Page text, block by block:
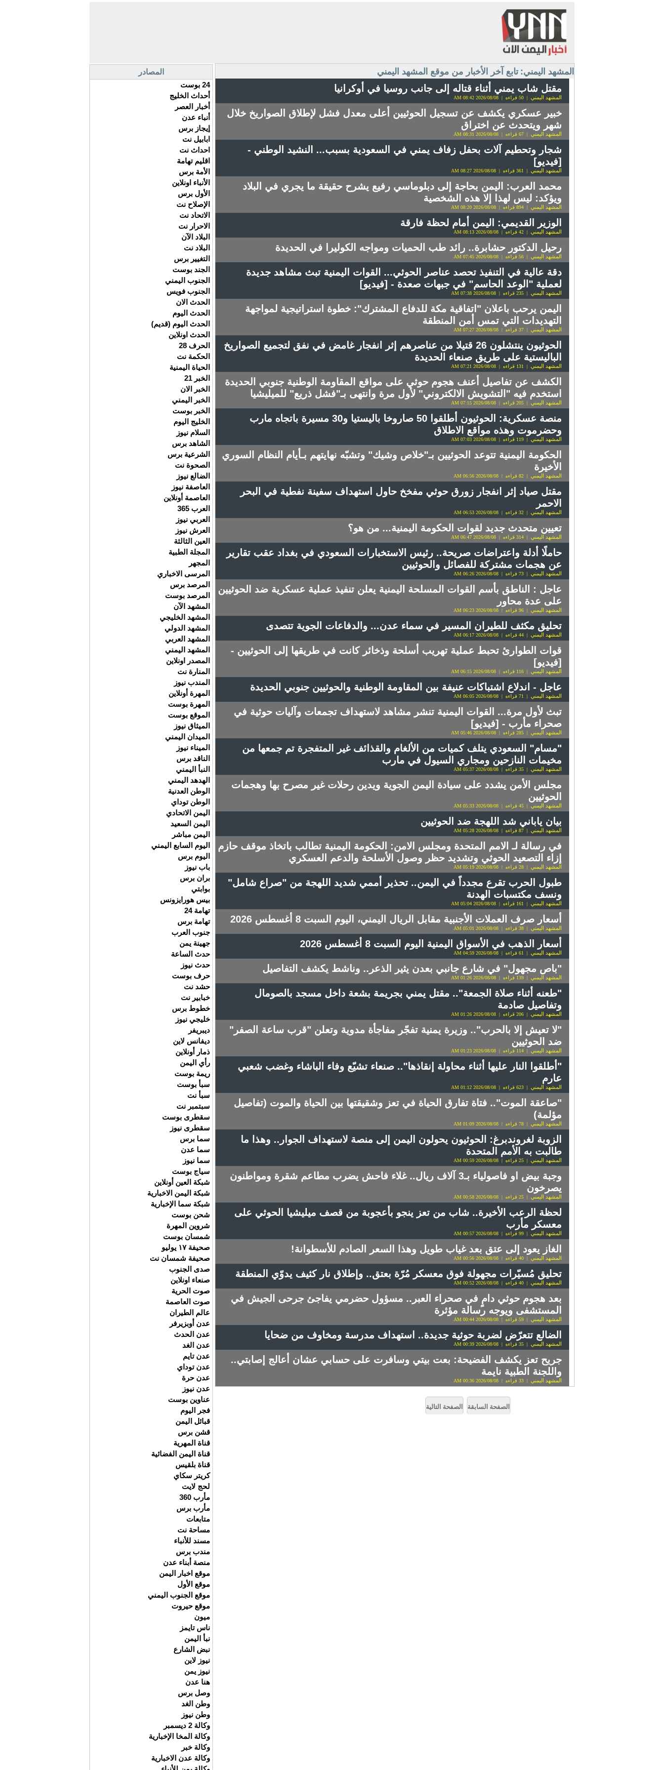
المشهد اليمني: تابع آخر الأخبار من موقع المشهد اليمني
مقتل شاب يمني أثناء قتاله إلى جانب روسيا في أوكرانيا
المشهد اليمني | 50 قراءه | 2026/08/08 08:42 AM
خبير عسكري يكشف عن تسجيل الحوثيين أعلى معدل فشل لإطلاق الصواريخ خلال
شهر ويتحدث عن اختراق
المشهد اليمني | 67 قراءه | 2026/08/08 08:31 AM
شجار وتحطيم آلات بحفل زفاف يمني في السعودية بسبب... النشيد الوطني -
[فيديو]
المشهد اليمني | 361 قراءه | 2026/08/08 08:27 AM
محمد العرب: اليمن بحاجة إلى دبلوماسي رفيع يشرح حقيقة ما يجري في البلاد
ويؤكد: ليس لهذا إلا هذه الشخصية
المشهد اليمني | 894 قراءه | 2026/08/08 08:20 AM
الوزير القديمي: اليمن أمام لحظة فارقة
المشهد اليمني | 42 قراءه | 2026/08/08 08:13 AM
رحيل الدكتور حشابرة.. رائد طب الحميات ومواجه الكوليرا في الحديدة
المشهد اليمني | 56 قراءه | 2026/08/08 07:45 AM
دقة عالية في التنفيذ تحصد عناصر الحوثي... القوات اليمنية تبث مشاهد جديدة
لعملية "الوعد الحاسم" في جبهات صعدة - [فيديو]
المشهد اليمني | 235 قراءه | 2026/08/08 07:38 AM
اليمن يرحب باعلان "اتفاقية مكة للدفاع المشترك": خطوة استراتيجية لمواجهة
التهديدات التي تمس أمن المنطقة
المشهد اليمني | 37 قراءه | 2026/08/08 07:27 AM
الحوثيون ينتشلون 26 قتيلا من عناصرهم إثر انفجار غامض في نفق لتجميع الصواريخ
الباليستية على طريق صنعاء الحديدة
المشهد اليمني | 131 قراءه | 2026/08/08 07:21 AM
الكشف عن تفاصيل أعنف هجوم حوثي على مواقع المقاومة الوطنية جنوبي الحديدة
استخدم فيه "التشويش الالكتروني" لأول مرة وانتهى بـ"فشل ذريع" للميليشيا
المشهد اليمني | 205 قراءه | 2026/08/08 07:15 AM
منصة عسكرية: الحوثيون أطلقوا 50 صاروخا باليستيا و30 مسيرة باتجاه مارب
وحضرموت وهذه مواقع الاطلاق
المشهد اليمني | 119 قراءه | 2026/08/08 07:03 AM
الحكومة اليمنية تتوعد الحوثيين بـ"خلاص وشيك" وتشبّه نهايتهم بـأيام النظام السوري
الأخيرة
المشهد اليمني | 82 قراءه | 2026/08/08 06:56 AM
مقتل صياد إثر انفجار زورق حوثي مفخخ حاول استهداف سفينة نفطية في البحر
الاحمر
المشهد اليمني | 32 قراءه | 2026/08/08 06:53 AM
تعيين متحدث جديد لقوات الحكومة اليمنية... من هو؟
المشهد اليمني | 314 قراءه | 2026/08/08 06:47 AM
حاملًا أدلة واعتراضات صريحة.. رئيس الاستخبارات السعودي في بغداد عقب تقارير
عن هجمات مشتركة للفصائل والحوثيين
المشهد اليمني | 73 قراءه | 2026/08/08 06:26 AM
عاجل : الناطق بأسم القوات المسلحة اليمنية يعلن تنفيذ عملية عسكرية ضد الحوثيين
على عدة محاور
المشهد اليمني | 96 قراءه | 2026/08/08 06:23 AM
تحليق مكثف للطيران المسير في سماء عدن... والدفاعات الجوية تتصدى
المشهد اليمني | 44 قراءه | 2026/08/08 06:17 AM
قوات الطوارئ تحبط عملية تهريب أسلحة وذخائر كانت في طريقها إلى الحوثيين -
[فيديو]
المشهد اليمني | 116 قراءه | 2026/08/08 06:15 AM
عاجل - اندلاع اشتباكات عنيفة بين المقاومة الوطنية والحوثيين جنوبي الحديدة
المشهد اليمني | 71 قراءه | 2026/08/08 06:05 AM
تبث لأول مرة... القوات اليمنية تنشر مشاهد لاستهداف تجمعات وآليات حوثية في
صحراء مأرب - [فيديو]
المشهد اليمني | 285 قراءه | 2026/08/08 05:46 AM
"مسام" السعودي يتلف كميات من الألغام والقذائف غير المتفجرة تم جمعها من
مخيمات النازحين ومجاري السيول في مارب
المشهد اليمني | 35 قراءه | 2026/08/08 05:37 AM
مجلس الأمن يشدد على سيادة اليمن الجوية ويدين رحلات غير مصرح بها وهجمات
الحوثيين
المشهد اليمني | 45 قراءه | 2026/08/08 05:33 AM
بيان ياباني شد اللهجة ضد الحوثيين
المشهد اليمني | 87 قراءه | 2026/08/08 05:28 AM
في رسالة لـ الامم المتحدة ومجلس الامن: الحكومة اليمنية تطالب باتخاذ موقف حازم
إزاء التصعيد الحوثي وتشديد حظر وصول الأسلحة والدعم العسكري
المشهد اليمني | 28 قراءه | 2026/08/08 05:19 AM
طبول الحرب تقرع مجدداً في اليمن.. تحذير أممي شديد اللهجة من "صراع شامل"
ونسف مكتسبات الهدنة
المشهد اليمني | 161 قراءه | 2026/08/08 05:04 AM
أسعار صرف العملات الأجنبية مقابل الريال اليمني، اليوم السبت 8 أغسطس 2026
المشهد اليمني | 38 قراءه | 2026/08/08 05:01 AM
أسعار الذهب في الأسواق اليمنية اليوم السبت 8 أغسطس 2026
المشهد اليمني | 61 قراءه | 2026/08/08 04:59 AM
"باص مجهول" في شارع جانبي بعدن يثير الذعر.. وناشط يكشف التفاصيل
المشهد اليمني | 139 قراءه | 2026/08/08 01:26 AM
"طعنه أثناء صلاة الجمعة".. مقتل يمني بجريمة بشعة داخل مسجد بالصومال
وتفاصيل صادمة
المشهد اليمني | 206 قراءه | 2026/08/08 01:26 AM
"لا تعيش إلا بالحرب".. وزيرة يمنية تفجّر مفاجأة مدوية وتعلن "قرب ساعة الصفر"
ضد الحوثيين
المشهد اليمني | 114 قراءه | 2026/08/08 01:23 AM
"أطلقوا النار عليها أثناء محاولة إنقاذها".. صنعاء تشيّع وفاء الباشاء وغضب شعبي
عارم
المشهد اليمني | 623 قراءه | 2026/08/08 01:12 AM
"صاعقة الموت".. فتاة تفارق الحياة في تعز وشقيقتها بين الحياة والموت (تفاصيل
مؤلمة)
المشهد اليمني | 78 قراءه | 2026/08/08 01:09 AM
الزوبة لغروندبرغ: الحوثيون يحولون اليمن إلى منصة لاستهداف الجوار.. وهذا ما
طالبت به الأمم المتحدة
المشهد اليمني | 25 قراءه | 2026/08/08 00:59 AM
وجبة بيض او فاصولياء بـ3 آلاف ريال.. غلاء فاحش يضرب مطاعم شقرة ومواطنون
يصرخون
المشهد اليمني | 25 قراءه | 2026/08/08 00:58 AM
لحظة الرعب الأخيرة.. شاب من تعز ينجو بأعجوبة من قصف ميليشيا الحوثي على
معسكر مأرب
المشهد اليمني | 99 قراءه | 2026/08/08 00:57 AM
الغاز يعود إلى عتق بعد غياب طويل وهذا السعر الصادم للأسطوانة!
المشهد اليمني | 40 قراءه | 2026/08/08 00:56 AM
تحليق مُسيّرات مجهولة فوق معسكر مُرّة بعتق.. وإطلاق نار كثيف يدوّي المنطقة
المشهد اليمني | 40 قراءه | 2026/08/08 00:52 AM
بعد هجوم حوثي دامٍ في صحراء العبر.. مسؤول حضرمي يفاجئ جرحى الجيش في
المستشفى ويوجه رسالة مؤثرة
المشهد اليمني | 59 قراءه | 2026/08/08 00:44 AM
الضالع تتعرّض لضربة حوثية جديدة.. استهداف مدرسة ومخاوف من ضحايا
المشهد اليمني | 35 قراءه | 2026/08/08 00:39 AM
جريح تعز يكشف الفضيحة: بعت بيتي وسافرت على حسابي عشان أعالج إصابتي..
واللجنة الطبية نايمة
المشهد اليمني | 33 قراءه | 2026/08/08 00:36 AM
الصفحة السابقة الصفحة التالية
المصادر
24 بوست
أحداث الخليج
أخبار العصر
أنباء عدن
إيجاز برس
ابابيل نت
احداث نت
اقليم تهامة
الأمة برس
الأنباء اونلاين
الأول برس
الإصلاح نت
الاتحاد نت
الاحرار نت
البلاد الآن
البلاد نت
التغيير برس
الجند بوست
الجنوب اليمني
الجنوب فويس
الحدث الان
الحدث اليوم
الحدث اليوم (قديم)
الحدث اونلاين
الحرف 28
الحكمة نت
الحياة اليمنية
الخبر 21
الخبر الان
الخبر اليمني
الخبر بوست
الخليج اليوم
السلام نيوز
الشاهد برس
الشرعية برس
الصحوة نت
الضالع نيوز
العاصفة نيوز
العاصمة أونلاين
العرب 365
العربي نيوز
العرش نيوز
العين الثالثة
المجلة الطبية
المجهر
المرسى الاخباري
المرصد برس
المرصد بوست
المشهد الآن
المشهد الخليجي
المشهد الدولي
المشهد العربي
المشهد اليمني
المصدر اونلاين
المنارة نت
المندب نيوز
المهرة أونلاين
المهرة بوست
الموقع بوست
الميثاق نيوز
الميدان اليمني
الميناء نيوز
الناقد برس
النبأ اليمني
الهدهد اليمني
الوطن العدنية
الوطن توداي
اليمن الاتحادي
اليمن السعيد
اليمن مباشر
اليوم السابع اليمني
اليوم برس
باب نيوز
بران برس
بوابتي
بيس هورايزونس
تهامة 24
تهامة برس
جنوب العرب
جهينة يمن
حدث الساعة
حدث نيوز
حرف بوست
حشد نت
خبابير نت
خطوط برس
خليجي نيوز
ديبريفر
ديفانس لاين
ذمار أونلاين
رأي اليمن
ريمة بوست
سبأ بوست
سبأ نت
سبتمبر نت
سقطرى بوست
سقطرى نيوز
سما برس
سما عدن
سما نيوز
سياج بوست
شبكة العين أونلاين
شبكة اليمن الاخبارية
شبكة سما الإخبارية
شحن بوست
شروين المهرة
شمسان بوست
صحيفة ١٧ يوليو
صحيفة شمسان نت
صدى الجنوب
صنعاء اونلاين
صوت الحرية
صوت العاصمة
عالم الطيران
عدن أوبزيرفر
عدن الحدث
عدن الغد
عدن تايم
عدن توداي
عدن حرة
عدن نيوز
عناوين بوست
فجر اليوم
قبائل اليمن
قشن برس
قناة المهرية
قناة اليمن الفضائية
قناة بلقيس
كريتر سكاي
لحج لايت
مأرب 360
مأرب برس
متابعات
مساحة نت
مسند للأنباء
مندب برس
منصة أبناء عدن
موقع اخبار اليمن
موقع الأول
موقع الجنوب اليمني
موقع حيروت
ميون
ناس تايمز
نبأ اليمن
نبض الشارع
نيوز لاين
نيوز يمن
هنا عدن
وصل برس
وطن الغد
وطن نيوز
وكالة 2 ديسمبر
وكالة المخا الإخبارية
وكالة خبر
وكالة عدن الاخبارية